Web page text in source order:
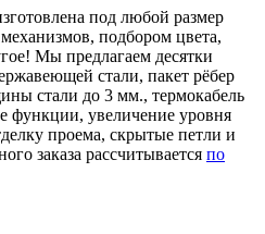
под любой размер
подбором цвета,
Мы предлагаем десятки
стали, пакет рёбер
стали до 3 мм., термокабель
функции, увеличение уровня
проема, скрытые петли и
заказа рассчитывается по